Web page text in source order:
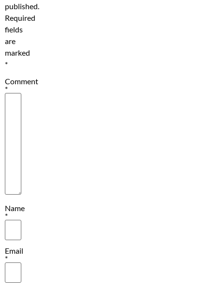
published.
Required
fields
are
marked
*
Comment
*
Name
*
Email
*